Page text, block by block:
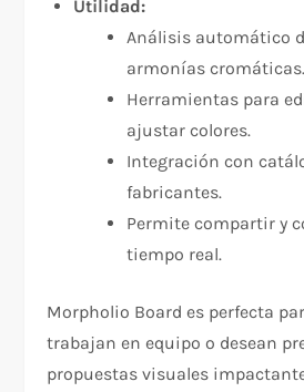
Utilidad:
Análisis automático
armonías cromáticas.
Herramientas para
ajustar colores.
Integración con
fabricantes.
Permite compartir y
tiempo real.
Morpholio Board es perfecta
trabajan en equipo o desean
propuestas visuales